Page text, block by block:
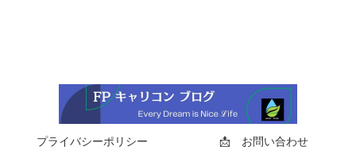
プライバシーポリシー 📩 お問い合わせ